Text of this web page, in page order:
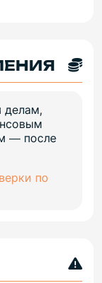
делам,
— после
по